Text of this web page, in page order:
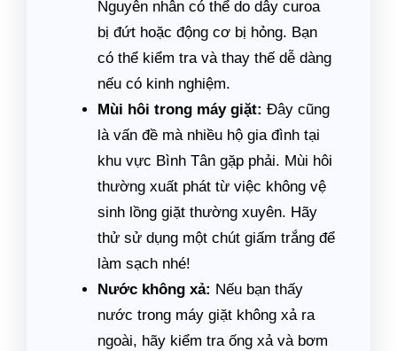
Nguyên nhân có thể do dây curoa
bị đứt hoặc động cơ bị hỏng. Bạn
có thể kiểm tra và thay thế dễ dàng
nếu có kinh nghiệm.
Mùi hôi trong máy giặt: Đây cũng
là vấn đề mà nhiều hộ gia đình tại
khu vực Bình Tân gặp phải. Mùi hôi
thường xuất phát từ việc không vệ
sinh lồng giặt thường xuyên. Hãy
thử sử dụng một chút giấm trắng để
làm sạch nhé!
Nước không xả: Nếu bạn thấy
nước trong máy giặt không xả ra
ngoài, hãy kiểm tra ống xả và bơm